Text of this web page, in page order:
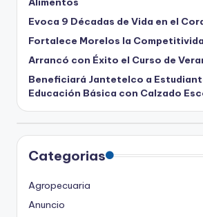
Evoca 9 Décadas de Vida en el
Fortalece Morelos la
Arrancó con Éxito el Curso de
Beneficiará Jantetelco a
Educación Básica con Calzado
Categorias
Agropecuaria
Anuncio